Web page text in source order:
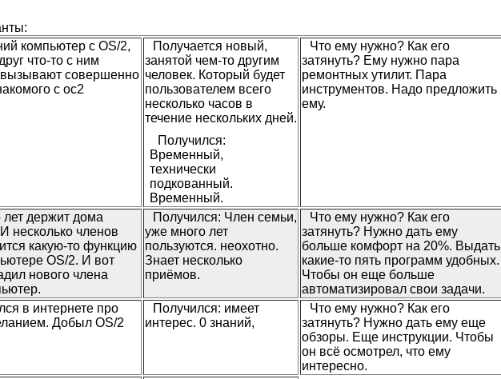
компьютер с OS/2,
что-то с ним
вызывают совершенно
с ос2
Получается новый,
занятой чем-то другим
человек. Который будет
пользователем всего
несколько часов в
течение нескольких дней.
Получился:
Временный,
технически
подкованный.
Временный.
Что ему нужно? Как его
затянуть? Ему нужно пара
ремонтных утилит. Пара
инструментов. Надо предложить
ему.
держит дома
несколько членов
какую-то функцию
OS/2. И вот
нового члена
Получился: Член семьи,
уже много лет
пользуются. неохотно.
Знает несколько
приёмов.
Что ему нужно? Как его
затянуть? Нужно дать ему
больше комфорт на 20%. Выдать
какие-то пять программ удобных.
Чтобы он еще больше
автоматизировал свои задачи.
в интернете про
Добыл OS/2
Получился: имеет
интерес. 0 знаний,
Что ему нужно? Как его
затянуть? Нужно дать ему еще
обзоры. Еще инструкции. Чтобы
он всё осмотрел, что ему
интересно.